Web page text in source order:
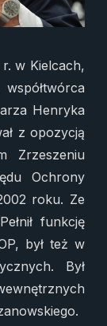
r. w Kielcach,
Henryka
z opozycją
Zrzeszeniu
Ochrony
roku. Ze
funkcję
był też w
Był